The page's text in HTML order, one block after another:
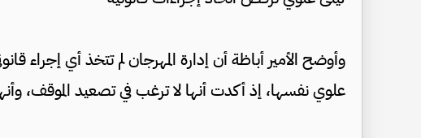
وأوضح الأمير أباظة أن إدارة المهرجان لم تتخذ أي إجراء
علوي نفسها، إذ أكدت أنها لا ترغب في تصعيد الموقف،